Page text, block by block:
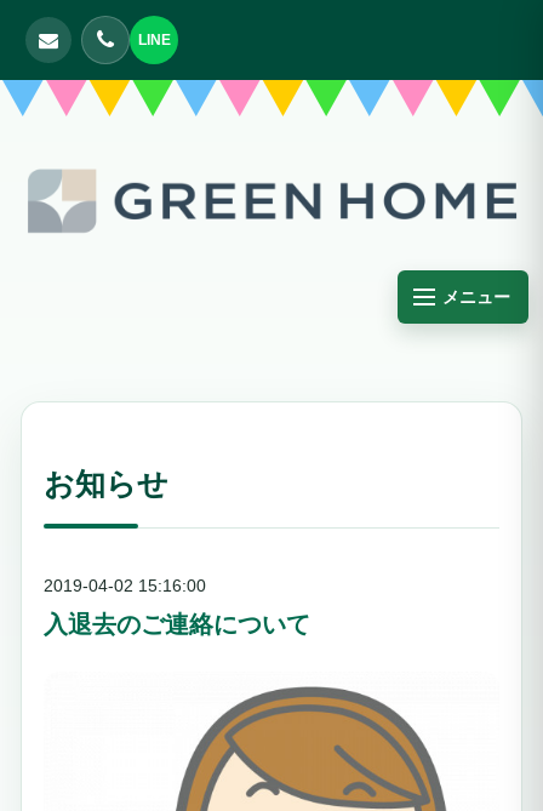
LINE
メニュー
お知らせ
2019-04-02 15:16:00
入退去のご連絡について